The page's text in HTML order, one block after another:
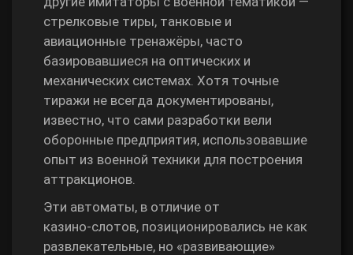
стрелковые тиры, танковые и
авиационные тренажёры, часто
базировавшиеся на оптических и
механических системах. Хотя точные
тиражи не всегда документированы,
известно, что сами разработки вели
оборонные предприятия, использовавшие
опыт из военной техники для построения
аттракционов.
Эти автоматы, в отличие от
казино‑слотов, позиционировались не как
развлекательные, но «развивающие»